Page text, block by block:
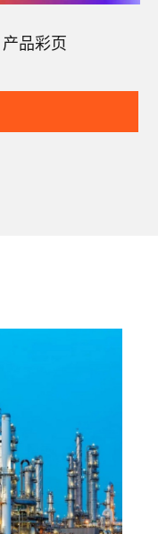
产品彩页